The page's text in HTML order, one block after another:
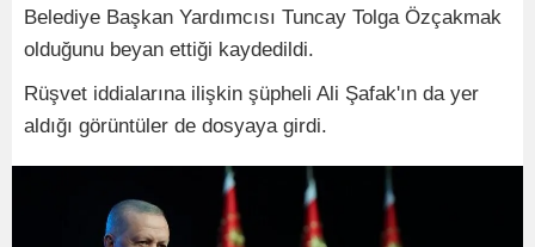
Belediye Başkan Yardımcısı Tuncay Tolga Özçakmak
olduğunu beyan ettiği kaydedildi.
Rüşvet iddialarına ilişkin şüpheli Ali Şafak'ın da yer
aldığı görüntüler de dosyaya girdi.